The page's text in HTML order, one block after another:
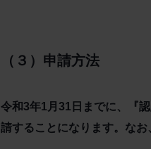
（３）申請方法
令和3年1月31日までに、『
請することになります。な